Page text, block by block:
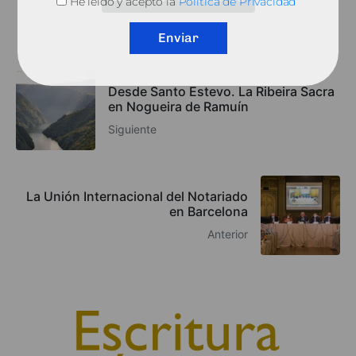
Desde Santo Estevo. La Ribeira Sacra
en Nogueira de Ramuín
Siguiente
La Unión Internacional del Notariado
en Barcelona
Anterior
Enviar